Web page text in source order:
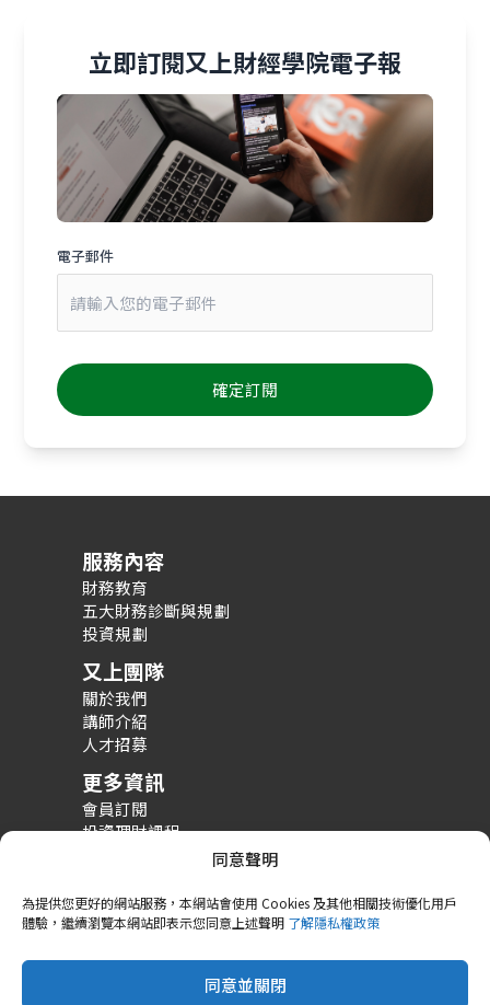
同意聲明
為提供您更好的網站服務，本網站會使用 Cookies 及其他相關技術優化用戶
體驗，繼續瀏覽本網站即表示您同意上述聲明 了解隱私權政策
同意並關閉
立即訂閱又上財經學院電子報
電子郵件
服務內容
財務教育
五大財務診斷與規劃
投資規劃
又上團隊
關於我們
講師介紹
人才招募
更多資訊
會員訂閱
投資理財課程
整體財務規劃課程
Copyright © 2026 又上財經學院